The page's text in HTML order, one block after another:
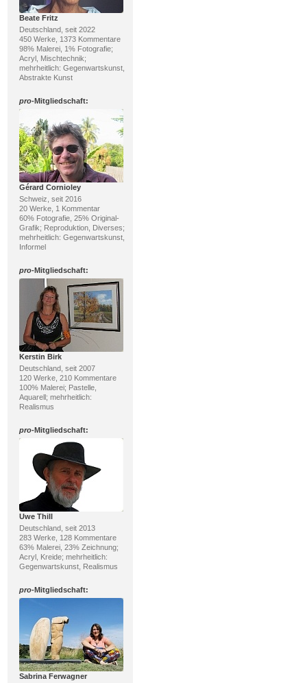
Beate Fritz
Deutschland, seit 2022
450 Werke, 1373 Kommentare
98% Malerei, 1% Fotografie;
Acryl, Mischtechnik;
mehrheitlich: Gegenwartskunst,
Abstrakte Kunst
pro-Mitgliedschaft:
Gérard Cornioley
Schweiz, seit 2016
20 Werke, 1 Kommentar
60% Fotografie, 25% Original-
Grafik; Reproduktion, Diverses;
mehrheitlich: Gegenwartskunst,
Informel
pro-Mitgliedschaft:
Kerstin Birk
Deutschland, seit 2007
120 Werke, 210 Kommentare
100% Malerei; Pastelle,
Aquarell; mehrheitlich:
Realismus
pro-Mitgliedschaft:
Uwe Thill
Deutschland, seit 2013
283 Werke, 128 Kommentare
63% Malerei, 23% Zeichnung;
Acryl, Kreide; mehrheitlich:
Gegenwartskunst, Realismus
pro-Mitgliedschaft:
Sabrina Ferwagner